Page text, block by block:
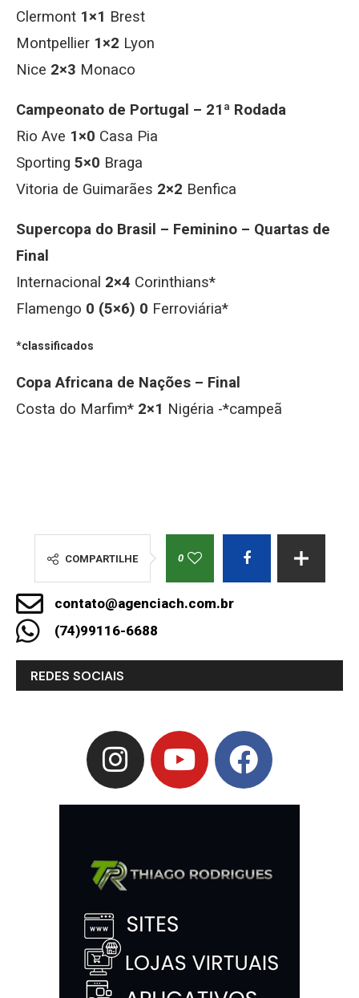
Clermont 1×1 Brest
Montpellier 1×2 Lyon
Nice 2×3 Monaco
Campeonato de Portugal – 21ª Rodada
Rio Ave 1×0 Casa Pia
Sporting 5×0 Braga
Vitoria de Guimarães 2×2 Benfica
Supercopa do Brasil – Feminino – Quartas de
Final
Internacional 2×4 Corinthians*
Flamengo 0 (5×6) 0 Ferroviária*
*classificados
Copa Africana de Nações – Final
Costa do Marfim* 2×1 Nigéria -*campeã
COMPARTILHE 0
contato@agenciach.com.br
(74)99116-6688
REDES SOCIAIS